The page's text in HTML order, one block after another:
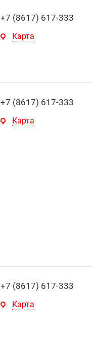
+7 (8617) 617-333
Карта
+7 (8617) 617-333
Карта
+7 (8617) 617-333
Карта